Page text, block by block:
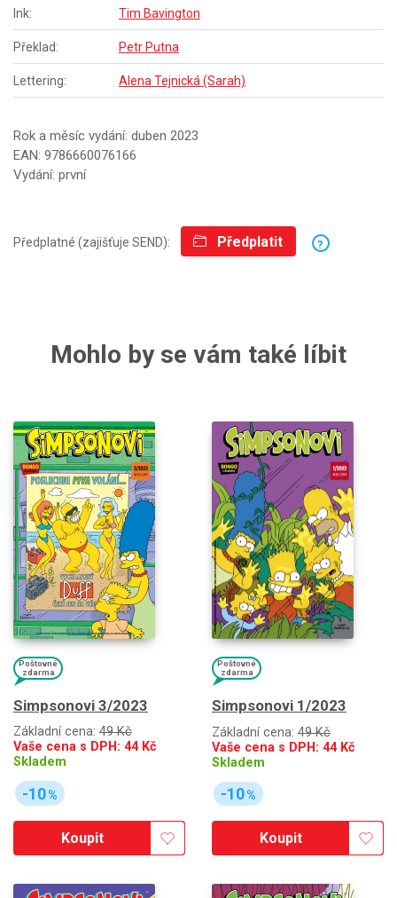
Ink: Tim Bavington
Překlad: Petr Putna
Lettering: Alena Tejnická (Sarah)
Rok a měsíc vydání: duben 2023
EAN: 9786660076166
Vydání: první
Předplatné (zajišťuje SEND): Předplatit ?
Mohlo by se vám také líbit
Poštovné
zdarma
Simpsonovi 3/2023
Základní cena: 49 Kč
Vaše cena s DPH: 44Kč
Skladem
-10%
Koupit
Poštovné
zdarma
Simpsonovi 1/2023
Základní cena: 49 Kč
Vaše cena s DPH: 44Kč
Skladem
-10%
Koupit